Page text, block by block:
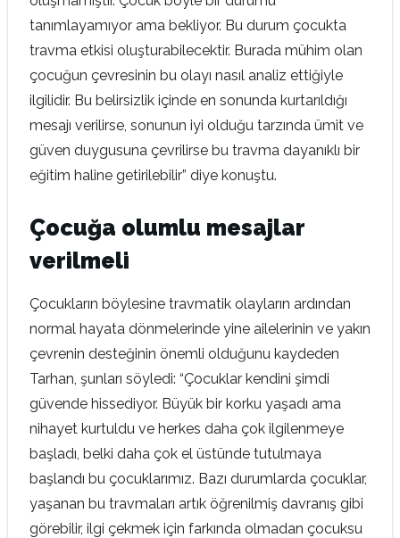
tanımlayamıyor ama bekliyor. Bu durum çocukta
travma etkisi oluşturabilecektir. Burada mühim olan
çocuğun çevresinin bu olayı nasıl analiz ettiğiyle
ilgilidir. Bu belirsizlik içinde en sonunda kurtarıldığı
mesajı verilirse, sonunun iyi olduğu tarzında ümit ve
güven duygusuna çevrilirse bu travma dayanıklı bir
eğitim haline getirilebilir” diye konuştu.
Çocuğa olumlu mesajlar
verilmeli
Çocukların böylesine travmatik olayların ardından
normal hayata dönmelerinde yine ailelerinin ve yakın
çevrenin desteğinin önemli olduğunu kaydeden
Tarhan, şunları söyledi: “Çocuklar kendini şimdi
güvende hissediyor. Büyük bir korku yaşadı ama
nihayet kurtuldu ve herkes daha çok ilgilenmeye
başladı, belki daha çok el üstünde tutulmaya
başlandı bu çocuklarımız. Bazı durumlarda çocuklar,
yaşanan bu travmaları artık öğrenilmiş davranış gibi
görebilir, ilgi çekmek için farkında olmadan çocuksu